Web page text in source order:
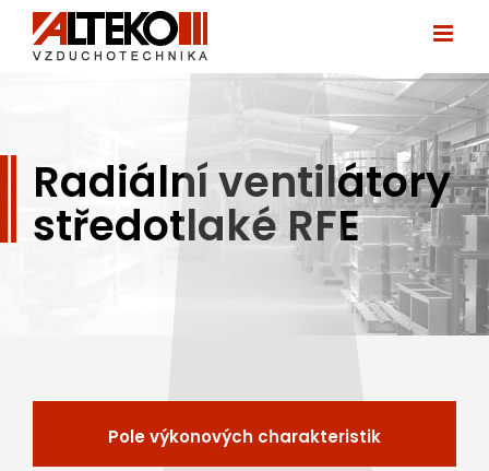
Přeskočit
Radiální ventilátory
středotlaké RFE
Pole výkonových charakteristik